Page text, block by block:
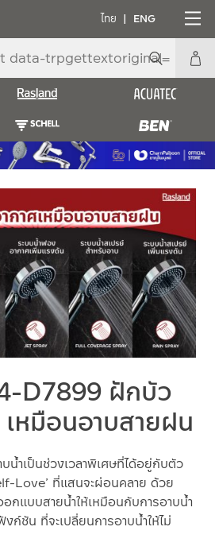
ไทย ENG
D7899 ฝักบัว
หมือนอาบสายฝน
บน้ำเป็นช่วงเวลาพิเศษที่ได้อยู่กับตัว
Love’ ที่แสนจะผ่อนคลาย ด้วย
กแบบสายน้ำให้เหมือนกับการอาบน้ำ
ชัน ที่จะเปลี่ยนการอาบน้ำให้ไม่